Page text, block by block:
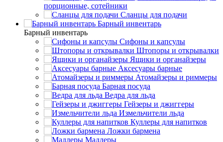
порционные, сотейники
Сланцы для подачи
Барный инвентарь
Барный инвентарь
Сифоны и капсулы
Штопоры и открывалки
Ящики и органайзеры
Аксесуары барные
Атомайзеры и риммеры
Барная посуда
Ведра для льда
Гейзеры и джиггеры
Измельчители льда
Куллеры для напитков
Ложки бармена
Мадлеры